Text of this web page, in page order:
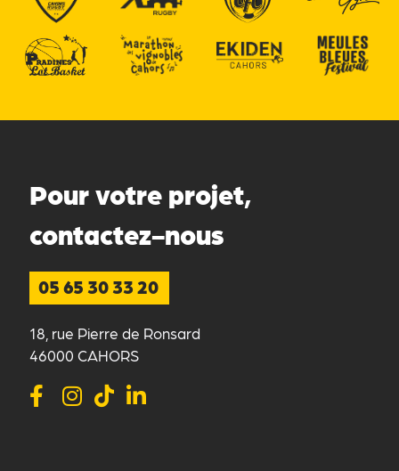
Pour votre projet,
contactez-nous
05 65 30 33 20
18, rue Pierre de Ronsard
46000 CAHORS